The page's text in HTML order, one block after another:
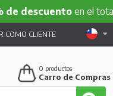
descuentoen el total
COMO CLIENTE
0 productos
Carro de Compras